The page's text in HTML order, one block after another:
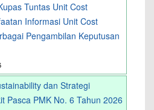
Tuntas Unit Cost
Informasi Unit Cost
Pengambilan Keputusan
dan Strategi
Pasca PMK No. 6 Tahun 2026